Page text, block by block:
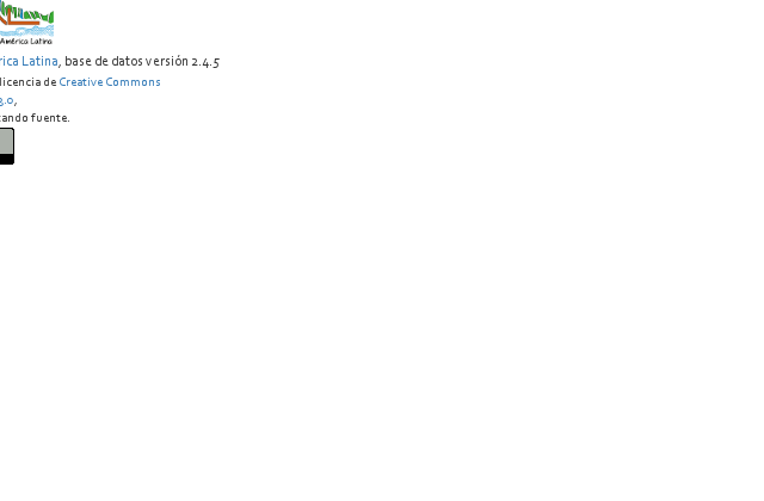
Latina, base de datos versión 2.4.5
de Creative Commons
,
fuente.